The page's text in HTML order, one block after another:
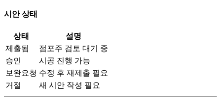
시안 상태
상태
설명
제출됨
점포주 검토 대기 중
승인
시공 진행 가능
보완요청 수정 후 재제출 필요
거절
새 시안 작성 필요